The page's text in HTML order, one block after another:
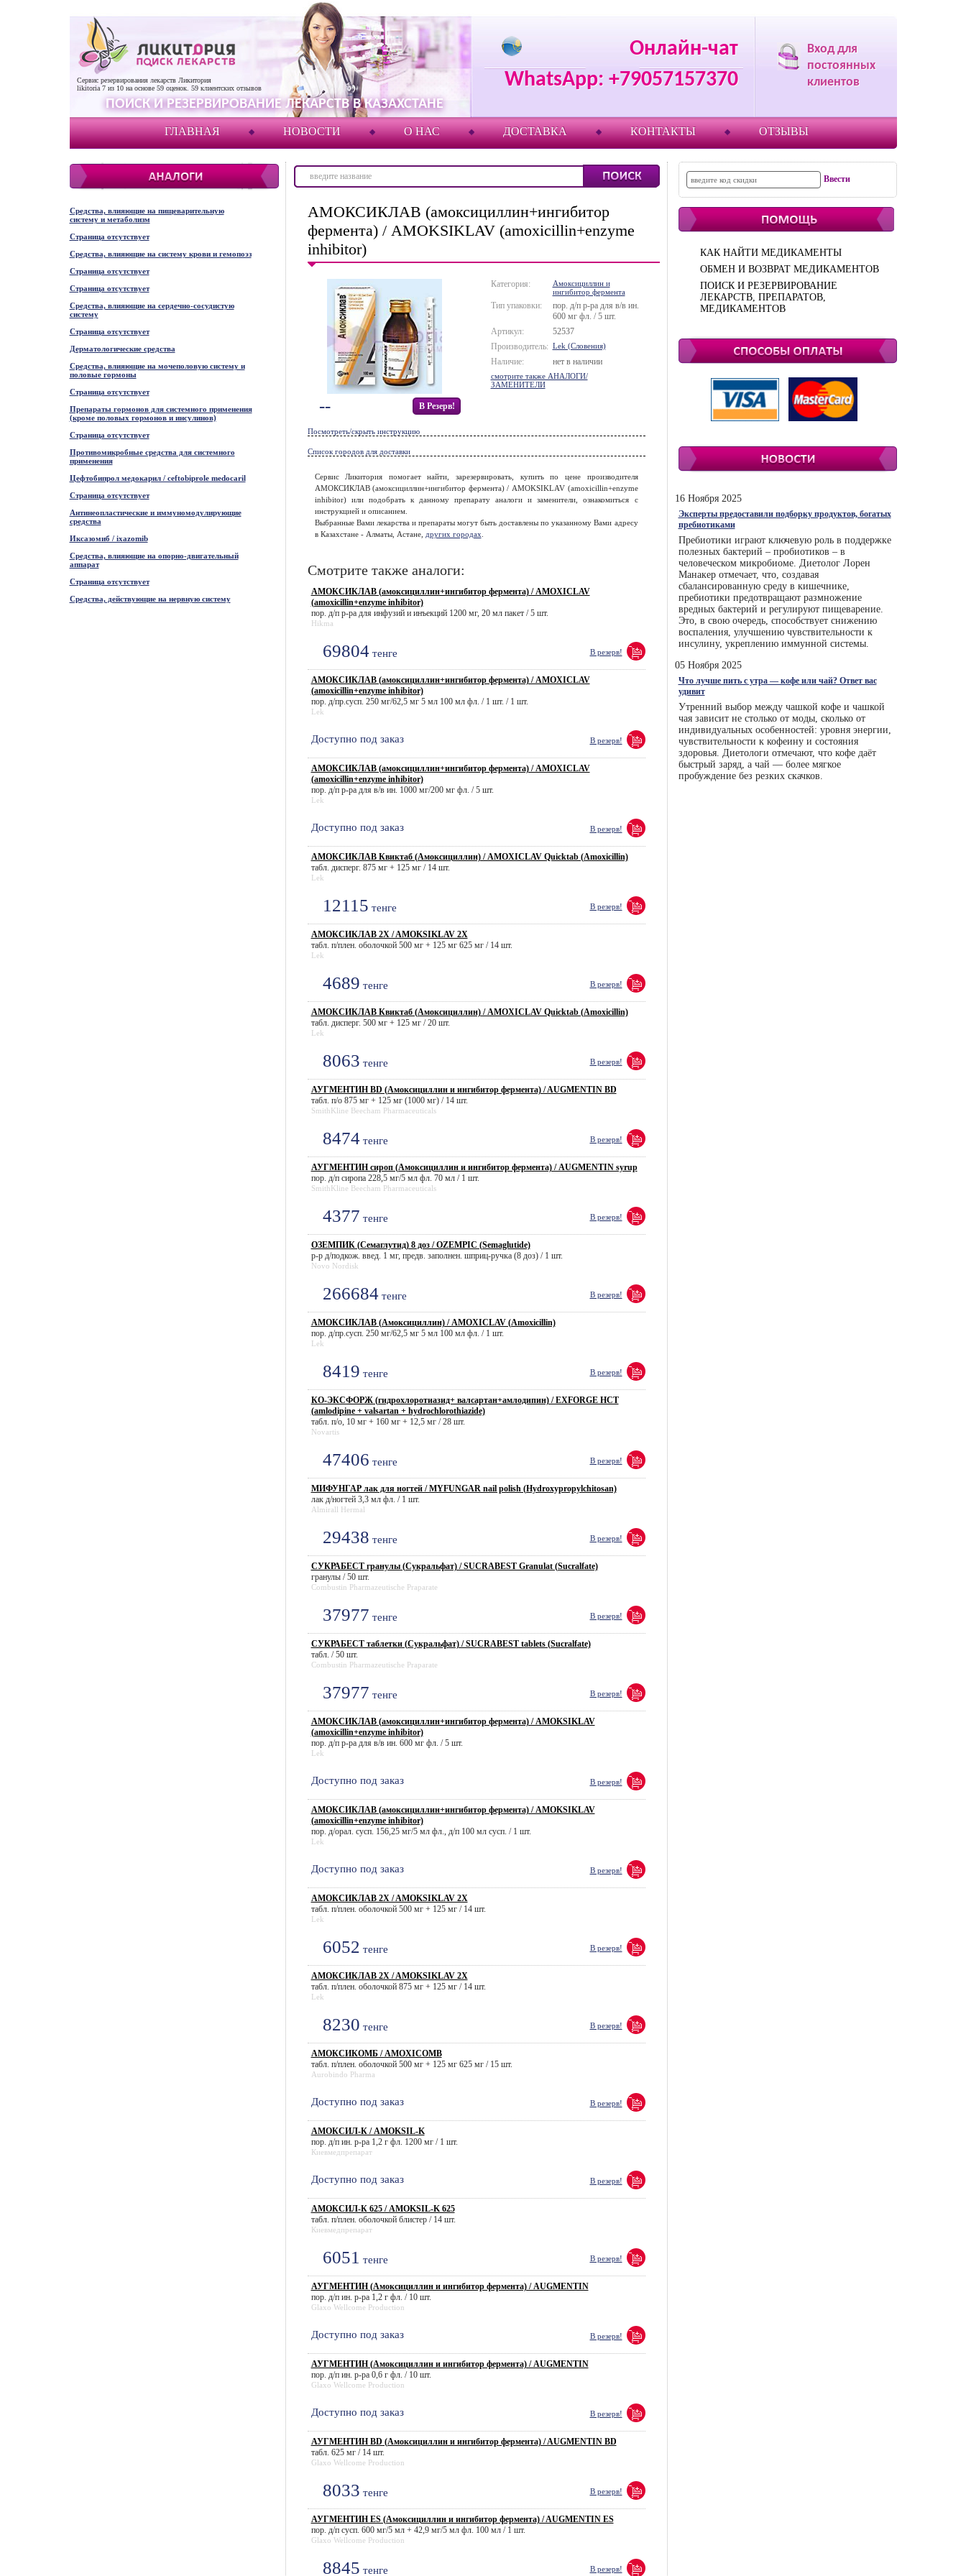
Сервис резервирования лекарств Ликитория
likitoria 7из 10 на основе 59оценок. 59клиентских отзывов
ПОИСК И РЕЗЕРВИРОВАНИЕ ЛЕКАРСТВ В КАЗАХСТАНЕ
Онлайн-чат
WhatsApp: +79057157370
Вход для
постоянных
клиентов
ГЛАВНАЯ НОВОСТИ О НАС ДОСТАВКА КОНТАКТЫ ОТЗЫВЫ
Средства, влияющие на пищеварительную
систему и метаболизм
Страница отсутствует
Средства, влияющие на систему крови и гемопоэз
Страница отсутствует
Страница отсутствует
Средства, влияющие на сердечно-сосудистую
систему
Страница отсутствует
Дерматологические средства
Средства, влияющие на мочеполовую систему и
половые гормоны
Страница отсутствует
Препараты гормонов для системного применения
(кроме половых гормонов и инсулинов)
Страница отсутствует
Противомикробные средства для системного
применения
Цефтобипрол медокарил / ceftobiprole medocaril
Страница отсутствует
Антинеопластические и иммуномодулирующие
средства
Иксазомиб / ixazomib
Средства, влияющие на опорно-двигательный
аппарат
Страница отсутствует
Средства, действующие на нервную систему
АМОКСИКЛАВ (амоксициллин+ингибитор
фермента) / AMOKSIKLAV (amoxicillin+enzyme
inhibitor)
-- В Резерв!
Категория:
Амоксициллин и
ингибитор фермента
Тип упаковки:
пор. д/п р-ра для в/в ин.
600 мг фл. / 5 шт.
Артикул:
52537
Производитель: Lek (Словения)
Наличие: нет в наличии
смотрите также АНАЛОГИ/
ЗАМЕНИТЕЛИ
Посмотреть/скрыть инструкцию
Список городов для доставки
Сервис Ликитория помогает найти, зарезервировать, купить по цене производителя
АМОКСИКЛАВ (амоксициллин+ингибитор фермента) / AMOKSIKLAV (amoxicillin+enzyme
inhibitor) или подобрать к данному препарату аналоги и заменители, ознакомиться с
инструкцией и описанием.
Выбранные Вами лекарства и препараты могут быть доставлены по указанному Вами адресу
в Казахстане - Алматы, Астане, других городах
Смотрите также аналоги:
АМОКСИКЛАВ (амоксициллин+ингибитор фермента) / AMOXICLAV
(amoxicillin+enzyme inhibitor)
пор. д/п р-ра для инфузий и инъекций 1200 мг, 20 мл пакет / 5 шт.
Hikma
69804тенге В резерв!
АМОКСИКЛАВ (амоксициллин+ингибитор фермента) / AMOXICLAV
(amoxicillin+enzyme inhibitor)
пор. д/пр.сусп. 250 мг/62,5 мг 5 мл 100 мл фл. / 1 шт. / 1 шт.
Lek
Доступно под заказ В резерв!
АМОКСИКЛАВ (амоксициллин+ингибитор фермента) / AMOXICLAV
(amoxicillin+enzyme inhibitor)
пор. д/п р-ра для в/в ин. 1000 мг/200 мг фл. / 5 шт.
Lek
Доступно под заказ В резерв!
АМОКСИКЛАВ Квиктаб (Амоксициллин) / AMOXICLAV Quicktab (Amoxicillin)
табл. дисперг. 875 мг + 125 мг / 14 шт.
Lek
12115 тенге В резерв!
АМОКСИКЛАВ 2X / AMOKSIKLAV 2X
табл. п/плен. оболочкой 500 мг + 125 мг 625 мг / 14 шт.
Lek
4689 тенге В резерв!
АМОКСИКЛАВ Квиктаб (Амоксициллин) / AMOXICLAV Quicktab (Amoxicillin)
табл. дисперг. 500 мг + 125 мг / 20 шт.
Lek
8063 тенге В резерв!
АУГМЕНТИН BD (Амоксициллин и ингибитор фермента) / AUGMENTIN BD
табл. п/о 875 мг + 125 мг (1000 мг) / 14 шт.
SmithKline Beecham Pharmaceuticals
8474тенге В резерв!
АУГМЕНТИН сироп (Амоксициллин и ингибитор фермента) / AUGMENTIN syrup
пор. д/п сиропа 228,5 мг/5 мл фл. 70 мл / 1 шт.
SmithKline Beecham Pharmaceuticals
4377 тенге В резерв!
ОЗЕМПИК (Семаглутид) 8 доз / OZEMPIC (Semaglutide)
р-р д/подкож. введ. 1 мг, предв. заполнен. шприц-ручка (8 доз) / 1 шт.
Novo Nordisk
266684тенге В резерв!
АМОКСИКЛАВ (Амоксициллин) / AMOXICLAV (Amoxicillin)
пор. д/пр.сусп. 250 мг/62,5 мг 5 мл 100 мл фл. / 1 шт.
Lek
8419 тенге В резерв!
КО-ЭКСФОРЖ (гидрохлоротиазид+ валсартан+амлодипин) / EXFORGE HCT
(amlodipine + valsartan + hydrochlorothiazide)
табл. п/о, 10 мг + 160 мг + 12,5 мг / 28 шт.
Novartis
47406 тенге В резерв!
МИФУНГАР лак для ногтей / MYFUNGAR nail polish (Hydroxypropylchitosan)
лак д/ногтей 3,3 мл фл. / 1 шт.
Almirall Hermal
29438 тенге В резерв!
СУКРАБЕСТ гранулы (Сукральфат) / SUCRABEST Granulat (Sucralfate)
гранулы / 50 шт.
Combustin Pharmazeutische Praparate
37977 тенге В резерв!
СУКРАБЕСТ таблетки (Сукральфат) / SUCRABEST tablets (Sucralfate)
табл. / 50 шт.
Combustin Pharmazeutische Praparate
37977 тенге В резерв!
АМОКСИКЛАВ (амоксициллин+ингибитор фермента) / AMOKSIKLAV
(amoxicillin+enzyme inhibitor)
пор. д/п р-ра для в/в ин. 600 мг фл. / 5 шт.
Lek
Доступно под заказ В резерв!
АМОКСИКЛАВ (амоксициллин+ингибитор фермента) / AMOKSIKLAV
(amoxicillin+enzyme inhibitor)
пор. д/орал. сусп. 156,25 мг/5 мл фл., д/п 100 мл сусп. / 1 шт.
Lek
Доступно под заказ В резерв!
АМОКСИКЛАВ 2X / AMOKSIKLAV 2X
табл. п/плен. оболочкой 500 мг + 125 мг / 14 шт.
Lek
6052 тенге В резерв!
АМОКСИКЛАВ 2X / AMOKSIKLAV 2X
табл. п/плен. оболочкой 875 мг + 125 мг / 14 шт.
Lek
8230 тенге В резерв!
АМОКСИКОМБ / AMOXICOMB
табл. п/плен. оболочкой 500 мг + 125 мг 625 мг / 15 шт.
Aurobindo Pharma
Доступно под заказ В резерв!
АМОКСИЛ-К / AMOKSIL-K
пор. д/п ин. р-ра 1,2 г фл. 1200 мг / 1 шт.
Киевмедпрепарат
Доступно под заказ В резерв!
АМОКСИЛ-К 625 / AMOKSIL-K 625
табл. п/плен. оболочкой блистер / 14 шт.
Киевмедпрепарат
6051 тенге В резерв!
АУГМЕНТИН (Амоксициллин и ингибитор фермента) / AUGMENTIN
пор. д/п ин. р-ра 1,2 г фл. / 10 шт.
Glaxo Wellcome Production
Доступно под заказ В резерв!
АУГМЕНТИН (Амоксициллин и ингибитор фермента) / AUGMENTIN
пор. д/п ин. р-ра 0,6 г фл. / 10 шт.
Glaxo Wellcome Production
Доступно под заказ В резерв!
АУГМЕНТИН BD (Амоксициллин и ингибитор фермента) / AUGMENTIN BD
табл. 625 мг / 14 шт.
Glaxo Wellcome Production
8033 тенге В резерв!
АУГМЕНТИН ES (Амоксициллин и ингибитор фермента) / AUGMENTIN ES
пор. д/п сусп. 600 мг/5 мл + 42,9 мг/5 мл фл. 100 мл / 1 шт.
Glaxo Wellcome Production
8845 тенге В резерв!
КАК НАЙТИ МЕДИКАМЕНТЫ
ОБМЕН И ВОЗВРАТ МЕДИКАМЕНТОВ
ПОИСК И РЕЗЕРВИРОВАНИЕ
ЛЕКАРСТВ, ПРЕПАРАТОВ,
МЕДИКАМЕНТОВ
16 Ноября 2025
Эксперты предоставили подборку продуктов, богатых
пребиотиками
Пребиотики играют ключевую роль в поддержке
полезных бактерий – пробиотиков – в
человеческом микробиоме. Диетолог Лорен
Манакер отмечает, что, создавая
сбалансированную среду в кишечнике,
пребиотики предотвращают размножение
вредных бактерий и регулируют пищеварение.
Это, в свою очередь, способствует снижению
воспаления, улучшению чувствительности к
инсулину, укреплению иммунной системы.
05 Ноября 2025
Что лучше пить с утра — кофе или чай? Ответ вас
удивит
Утренний выбор между чашкой кофе и чашкой
чая зависит не столько от моды, сколько от
индивидуальных особенностей: уровня энергии,
чувствительности к кофеину и состояния
здоровья. Диетологи отмечают, что кофе даёт
быстрый заряд, а чай — более мягкое
пробуждение без резких скачков.